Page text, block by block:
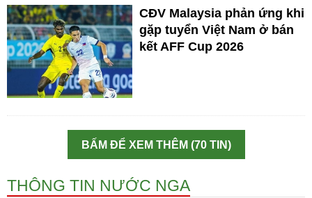
CĐV Malaysia phản ứng khi
gặp tuyển Việt Nam ở bán
kết AFF Cup 2026
BẤM ĐỂ XEM THÊM (70 TIN)
THÔNG TIN NƯỚC NGA